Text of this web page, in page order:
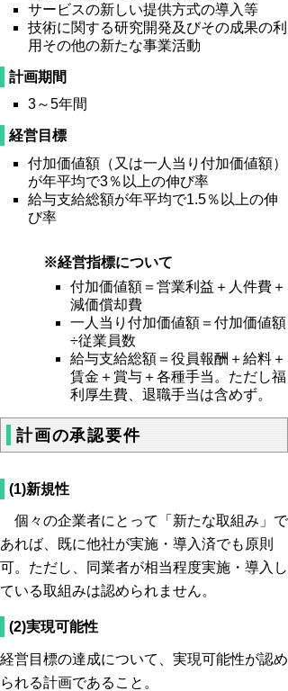
サービスの新しい提供方式の導入等
技術に関する研究開発及びその成果の利
用その他の新たな事業活動
計画期間
3～5年間
経営目標
付加価値額（又は一人当り付加価値額）
が年平均で3％以上の伸び率
給与支給総額が年平均で1.5％以上の伸
び率
※経営指標について
付加価値額＝営業利益＋人件費＋
減価償却費
一人当り付加価値額＝付加価値額
÷従業員数
給与支給総額＝役員報酬＋給料＋
賃金＋賞与＋各種手当。ただし福
利厚生費、退職手当は含めず。
計画の承認要件
(1)新規性
個々の企業者にとって「新たな取組み」で
あれば、既に他社が実施・導入済でも原則
可。ただし、同業者が相当程度実施・導入し
ている取組みは認められません。
(2)実現可能性
経営目標の達成について、実現可能性が認め
られる計画であること。